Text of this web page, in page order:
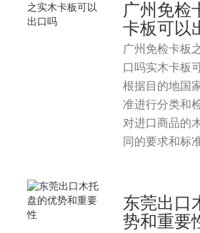
广州免检
卡板可以
广州免检卡板
口吗实木卡板
根据目的地国
准进行分类和
对进口商品的
同的要求和标
东莞出口
势和重要